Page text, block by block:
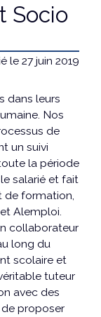
Socio
le 27 juin 2019
dans leurs
Nos
de
un suivi
la période
salarié et fait
de formation,
Alemploi.
collaborateur
long du
scolaire et
tuteur
avec des
proposer